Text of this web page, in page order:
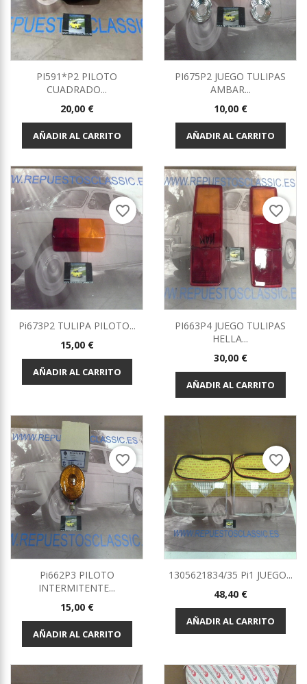
PI591*P2 PILOTO
CUADRADO...
Precio
20,00 €
AÑADIR AL CARRITO
PI675P2 JUEGO TULIPAS
AMBAR...
Precio
10,00 €
AÑADIR AL CARRITO
Pi673P2 TULIPA PILOTO...
Precio
15,00 €
AÑADIR AL CARRITO
favorite_border
PI663P4 JUEGO TULIPAS
HELLA...
Precio
30,00 €
AÑADIR AL CARRITO
favorite_border
Pi662P3 PILOTO
INTERMITENTE...
Precio
15,00 €
AÑADIR AL CARRITO
favorite_border
1305621834/35 Pi1 JUEGO...
Precio
48,40 €
AÑADIR AL CARRITO
favorite_border